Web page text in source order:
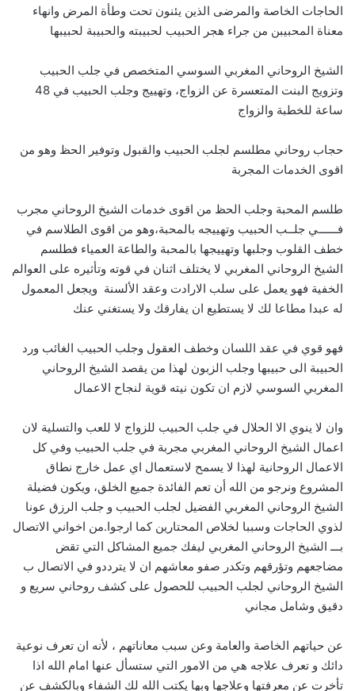
الحاجات الخاصة والمرضى الذين يئنون تحت وطأة المرض وانهاء
معناة المحبيبن من جراء هجر الحبيب لحبيبته والحبيبة لحبيبها
الشيخ الروحاني المغربي السوسي المتخصص في جلب الحبيب
وتزويج البنت المتعسرة عن الزواج، وتهييج وجلب الحبيب في 48
ساعة للخطبة والزواج
حجاب روحاني مطلسم لجلب الحبيب والقبول وتوفير الحظ وهو من
اقوى الخدمات المجربة
طلسم المحبة وجلب الحظ من اقوى خدمات الشيخ الروحاني مجرب
فــــــي جلــب الحبيب وتهييجه بالمحبة،وهو من اقوى الطلاسم في
خطف القلوب وجلبها وتهييجها بالمحبة والطاعة العمياء فطلسم
الشيخ الروحاني المغربي لا يختلف اثنان في قوته وتأثيره على العوالم
الخفية فهو يعمل على سلب الارادت وعقد الألسنة ويجعل المعمول
له عبدا مطاعا لك لا يستطيع ان يفارقك ولا يستغني عنك
فهو قوي في عقد اللسان وخطف العقول وجلب الحبيب الغائب ورد
الحبيبة الى حبيبها وجلب الزبون لهذا من يقصد الشيخ الروحاني
المغربي السوسي لازم ان تكون نيته قوية لنجاح الاعمال
وان لا ينوي الا الحلال في جلب الحبيب للزواج لا للعب والتسلية لان
اعمال الشيخ الروحاني المغربي مجربة في جلب الحبيب وفي كل
الاعمال الروحانية لهذا لا يسمح لاستعمال اي عمل خارج نطاق
المشروع ونرجو من الله أن تعم الفائدة جميع الخلق، ويكون فضيلة
الشيخ الروحاني المغربي الفضيل لجلب الحبيب و جلب الرزق عونا
لذوي الحاجات وسببا لخلاص المحتارين كما ارجوا.من اخواني الاتصال
بـــ الشيخ الروحاني المغربي ليفك جميع المشاكل التي تقض
مضاجعهم وتؤرقهم وتكدر صفو معاشهم ان لا يترددو في الاتصال ب
الشيخ الروحاني لجلب الحبيب للحصول على كشف روحاني سريع و
دقيق وشامل مجاني
عن حياتهم الخاصة والعامة وعن سبب معاناتهم ، لأنه ان تعرف نوعية
دائك و تعرف علاجه هي من الامور التي ستسأل عنها امام الله اذا
تأخرت عن معرفتها وعلاجها وبها يكتب الله لك الشفاء وبالكشف عن